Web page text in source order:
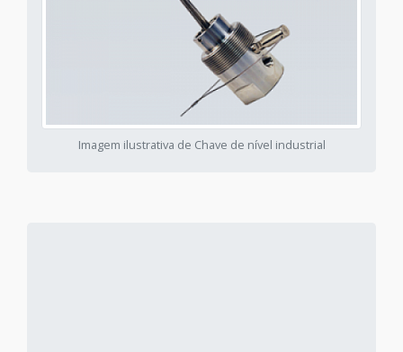
Imagem ilustrativa de Chave de nível industrial